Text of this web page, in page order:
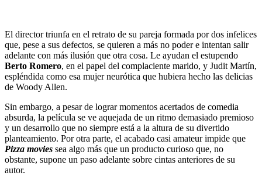
El director triunfa en el retrato de su pareja formada por dos infelices
que, pese a sus defectos, se quieren a más no poder e intentan salir
adelante con más ilusión que otra cosa. Le ayudan el estupendo
Berto Romero, en el papel del complaciente marido, y Judit Martín,
espléndida como esa mujer neurótica que hubiera hecho las delicias
de Woody Allen.
Sin embargo, a pesar de lograr momentos acertados de comedia
absurda, la película se ve aquejada de un ritmo demasiado premioso
y un desarrollo que no siempre está a la altura de su divertido
planteamiento. Por otra parte, el acabado casi amateur impide que
Pizza movies sea algo más que un producto curioso que, no
obstante, supone un paso adelante sobre cintas anteriores de su
autor.